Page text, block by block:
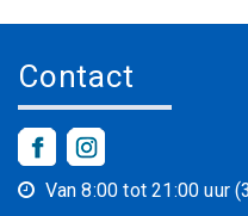
Contact
Van 8:00 tot 21:00 uur